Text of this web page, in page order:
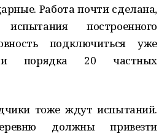
Работа почти сделана,
построенного
подключиться уже
порядка 20 частных
тоже ждут испытаний.
должны привезти